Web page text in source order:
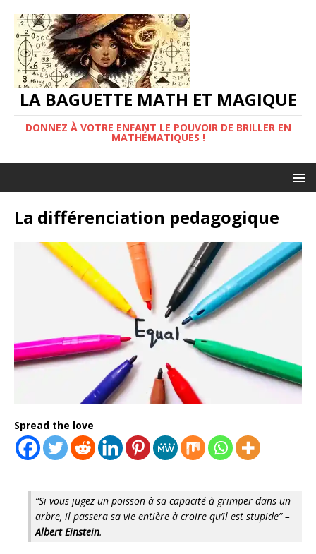
LA BAGUETTE MATH ET MAGIQUE
DONNEZ À VOTRE ENFANT LE POUVOIR DE BRILLER EN
MATHÉMATIQUES !
La différenciation pedagogique
Spread the love
“Si vous jugez un poisson à sa capacité à grimper dans un
arbre, il passera sa vie entière à croire qu’il est stupide” –
Albert Einstein.